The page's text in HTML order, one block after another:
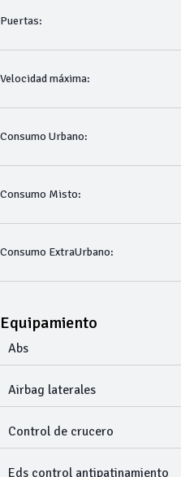
Puertas:
Velocidad máxima:
Consumo Urbano:
Consumo Misto:
Consumo ExtraUrbano:
Equipamiento
Abs
Airbag laterales
Control de crucero
Eds control antipatinamiento